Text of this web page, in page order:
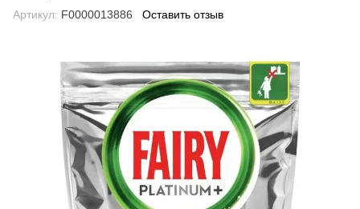
Артикул: F0000013886 Оставить отзыв